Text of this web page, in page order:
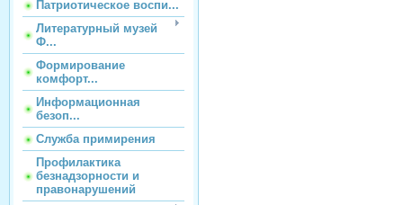
Патриотическое воспи...
Литературный музей
Ф...
Формирование
комфорт...
Информационная
безоп...
Служба примирения
Профилактика
безнадзорности и
правонарушений